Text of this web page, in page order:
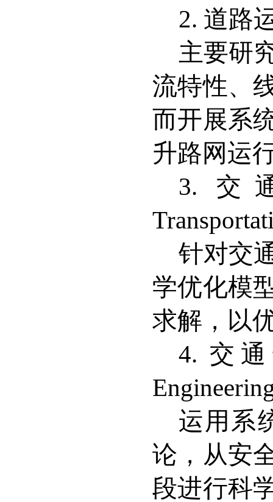
2. 道路
主要研
流特性、
而开展系
升路网运
3. 交
T
针对交
学优化模
求解，以
4. 交
E
运用系
论，从安
段进行科